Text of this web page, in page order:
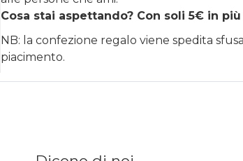
Cosa stai aspettando? Con soli 5€ in
NB: la confezione regalo viene spedita
piacimento.